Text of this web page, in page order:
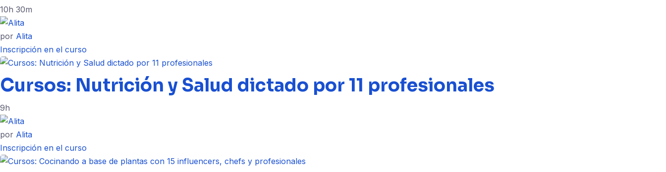
10h 30m
por Alita
Inscripción en el curso
Cursos: Nutrición y Salud dictado por 11 profesionales
9h
por Alita
Inscripción en el curso